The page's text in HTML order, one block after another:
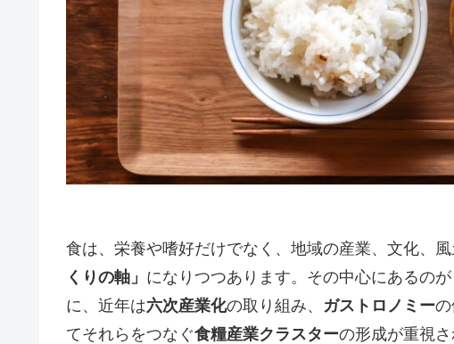
食は、栄養や嗜好だけでなく、地域の産業、文化、
くりの軸」 になりつつあります。その中心にあるのが
に、近年は六次産業化の取り組み、 ガストロノミーの
てそれらをつなぐ食糧産業クラスターの形成が重視